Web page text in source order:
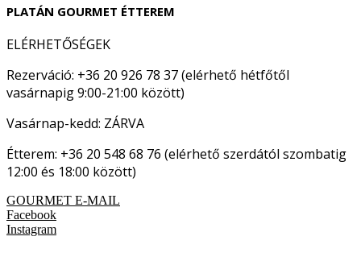
PLATÁN GOURMET ÉTTEREM
ELÉRHETŐSÉGEK
Rezerváció: +36 20 926 78 37 (elérhető hétfőtől
vasárnapig 9:00-21:00 között)
Vasárnap-kedd: ZÁRVA
Étterem: +36 20 548 68 76 (elérhető szerdától szombatig
12:00 és 18:00 között)
GOURMET E-MAIL
Facebook
Instagram